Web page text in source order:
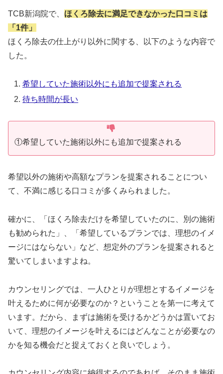
TCB新潟院で、 ほくろ除去に満足できなかった口コミは
「1件」
ほくろ除去の仕上がり以外に関する、以下のような内容で
した。
希望していた施術以外にも追加で提案される
待ち時間が長い
①希望していた施術以外にも追加で提案される
希望以外の施術や高額なプランを提案されることについ
て、不満に感じる口コミが多くみられました。
確かに、「ほくろ除去だけを希望していたのに、別の施術
も勧められた」、「希望しているプランでは、理想のイメ
ージにはならない」など、想定外のプランを提案されると
驚いてしまいますよね。
カウンセリングでは、一人ひとりが理想とするイメージを
叶えるために何が必要なのか？ということを第一に考えて
います。だから、まずは施術を受けるかどうかは置いてお
いて、理想のイメージを叶えるにはどんなことが必要なの
かを知る機会だと捉えておくと良いでしょう。